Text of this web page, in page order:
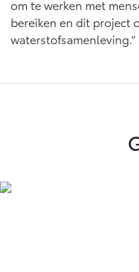
Vanaf € 46.301,-
om te werken met
bereiken en dit project
waterstofsamenleving.”